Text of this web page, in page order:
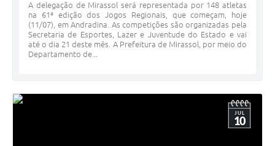
A delegação de Mirassol será representada por 148 atletas
na 61ª edição dos Jogos Regionais, que começam, hoje
(11/07), em Andradina. As competições são organizadas pela
Secretaria de Esportes, Lazer e Juventude do Estado e vai
até o dia 21 deste mês. A Prefeitura de Mirassol, por meio do
Departamento de...
JUL
10